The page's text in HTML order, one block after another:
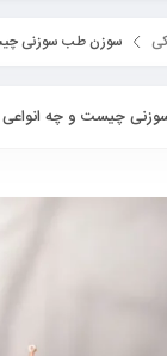
سوزن طب سوزنی
چیست و چه انواعی